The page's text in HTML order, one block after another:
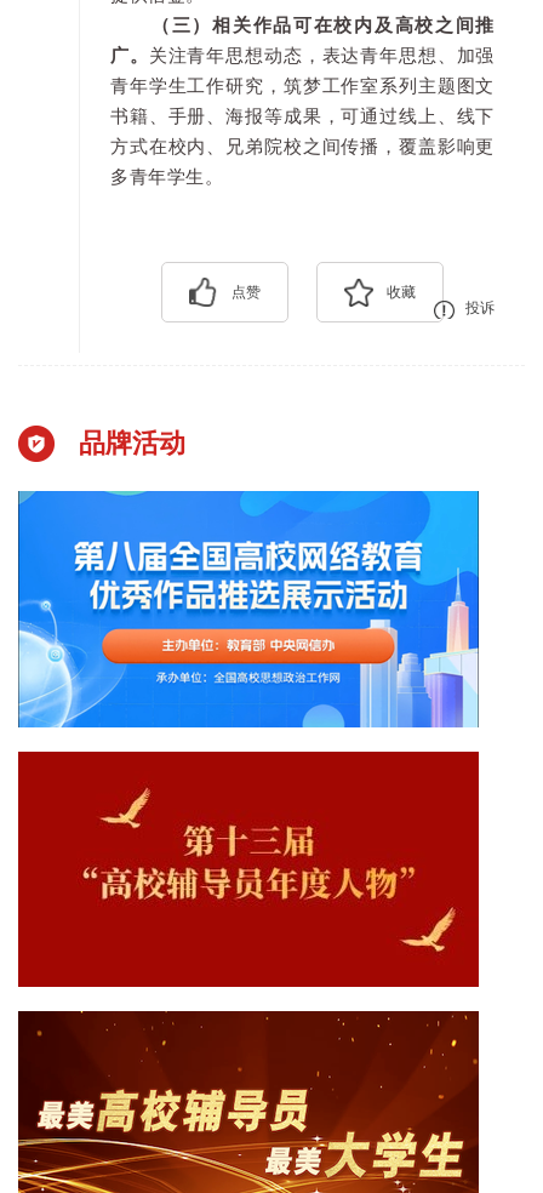
（三）相关作品可在校内及高校之间推
广。 关注青年思想动态，表达青年思想、加强
青年学生工作研究，筑梦工作室系列主题图文
书籍、手册、海报等成果，可通过线上、线下
方式在校内、兄弟院校之间传播，覆盖影响更
多青年学生。
点赞
收藏
投诉
品牌活动